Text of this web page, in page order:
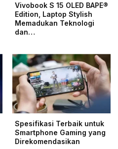
Vivobook S 15 OLED BAPE®
Edition, Laptop Stylish
Memadukan Teknologi
dan…
Spesifikasi Terbaik untuk
Smartphone Gaming yang
Direkomendasikan